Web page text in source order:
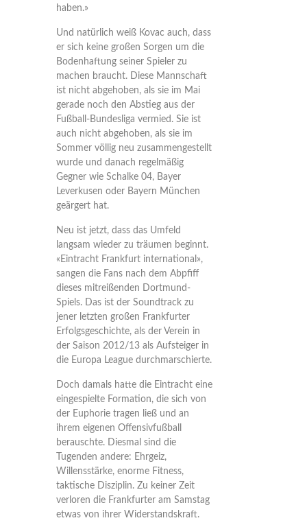
haben.»
Und natürlich weiß Kovac auch, dass
er sich keine großen Sorgen um die
Bodenhaftung seiner Spieler zu
machen braucht. Diese Mannschaft
ist nicht abgehoben, als sie im Mai
gerade noch den Abstieg aus der
Fußball-Bundesliga vermied. Sie ist
auch nicht abgehoben, als sie im
Sommer völlig neu zusammengestellt
wurde und danach regelmäßig
Gegner wie Schalke 04, Bayer
Leverkusen oder Bayern München
geärgert hat.
Neu ist jetzt, dass das Umfeld
langsam wieder zu träumen beginnt.
«Eintracht Frankfurt international»,
sangen die Fans nach dem Abpfiff
dieses mitreißenden Dortmund-
Spiels. Das ist der Soundtrack zu
jener letzten großen Frankfurter
Erfolgsgeschichte, als der Verein in
der Saison 2012/13 als Aufsteiger in
die Europa League durchmarschierte.
Doch damals hatte die Eintracht eine
eingespielte Formation, die sich von
der Euphorie tragen ließ und an
ihrem eigenen Offensivfußball
berauschte. Diesmal sind die
Tugenden andere: Ehrgeiz,
Willensstärke, enorme Fitness,
taktische Disziplin. Zu keiner Zeit
verloren die Frankfurter am Samstag
etwas von ihrer Widerstandskraft.